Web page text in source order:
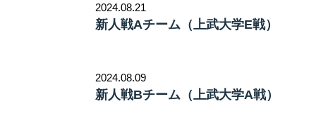
2024.08.21
新人戦Aチーム（上武大学E戦）
2024.08.09
新人戦Bチーム（上武大学A戦）